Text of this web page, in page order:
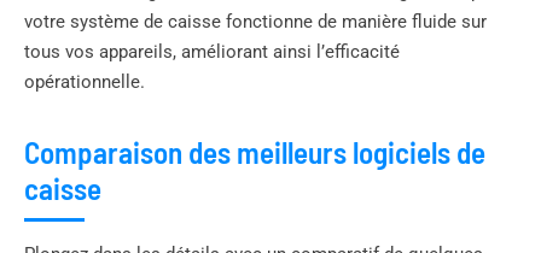
votre système de caisse fonctionne de manière fluide sur
tous vos appareils, améliorant ainsi l’efficacité
opérationnelle.
Comparaison des meilleurs logiciels de
caisse